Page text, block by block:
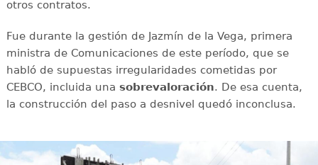
otros contratos.
Fue durante la gestión de Jazmín de la Vega, primera
ministra de Comunicaciones de este período, que se
habló de supuestas irregularidades cometidas por
CEBCO, incluida una sobrevaloración. De esa cuenta,
la construcción del paso a desnivel quedó inconclusa.